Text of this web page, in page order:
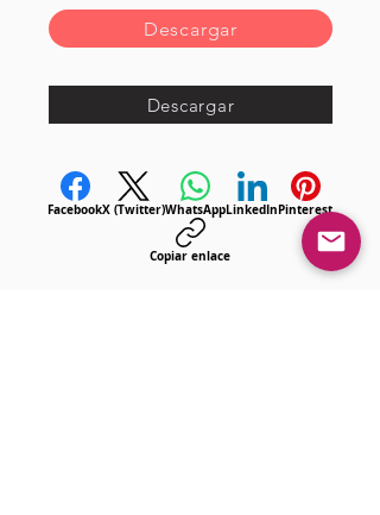
Descargar
Descargar
FacebookX (Twitter)WhatsAppLinkedInPinterest
Copiar enlace